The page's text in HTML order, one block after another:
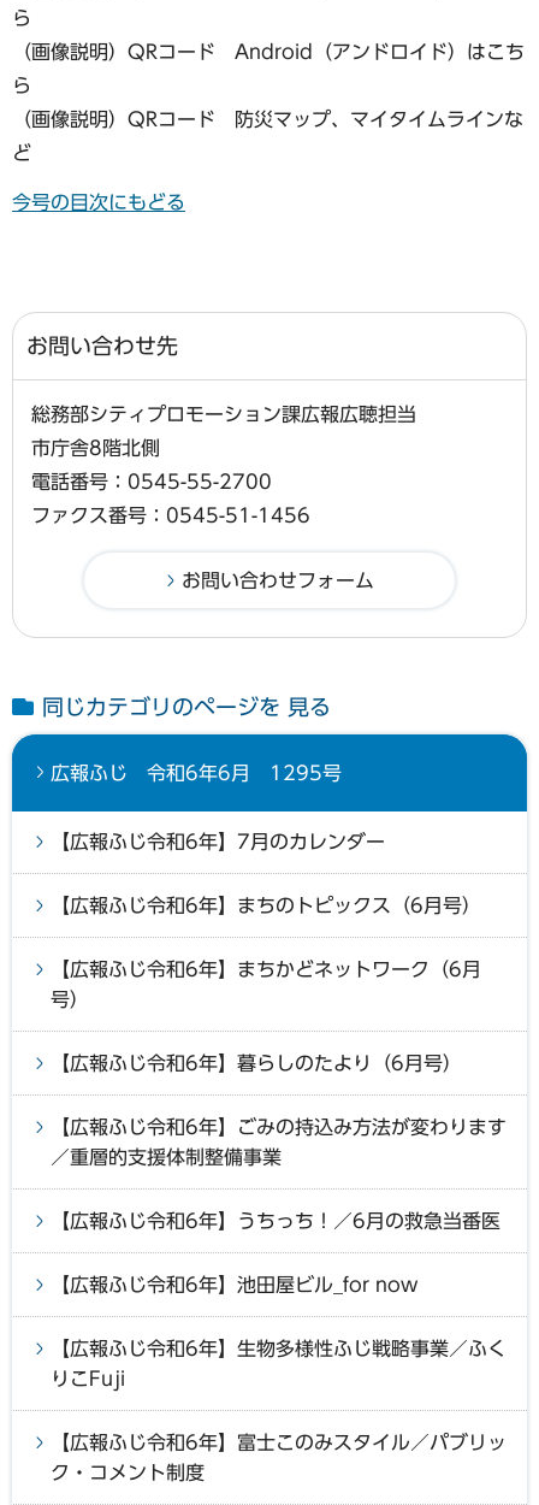
ら
（画像説明）QRコード Android（アンドロイド）はこち
ら
（画像説明）QRコード 防災マップ、マイタイムラインな
ど
今号の目次にもどる
お問い合わせ先
総務部シティプロモーション課広報広聴担当
市庁舎8階北側
電話番号：0545-55-2700
ファクス番号：0545-51-1456
同じカテゴリのページを 見る
広報ふじ 令和6年6月 1295号
【広報ふじ令和6年】7月のカレンダー
【広報ふじ令和6年】まちのトピックス（6月号）
【広報ふじ令和6年】まちかどネットワーク（6月
号）
【広報ふじ令和6年】暮らしのたより（6月号）
【広報ふじ令和6年】ごみの持込み方法が変わります
／重層的支援体制整備事業
【広報ふじ令和6年】うちっち！／6月の救急当番医
【広報ふじ令和6年】池田屋ビル_for now
【広報ふじ令和6年】生物多様性ふじ戦略事業／ふく
りこFuji
【広報ふじ令和6年】富士このみスタイル／パブリッ
ク・コメント制度